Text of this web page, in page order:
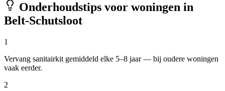
Onderhoudstips voor woningen in
Belt-Schutsloot
1
Vervang sanitairkit gemiddeld elke 5–8 jaar — bij oudere woningen
vaak eerder.
2